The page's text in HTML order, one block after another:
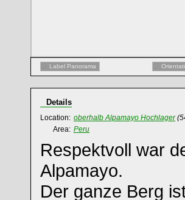
Label Panorama
Details
Location: oberhalb Alpamayo Hochlager
Area: Peru
Respektvoll war
Alpamayo.
Der ganze Berg